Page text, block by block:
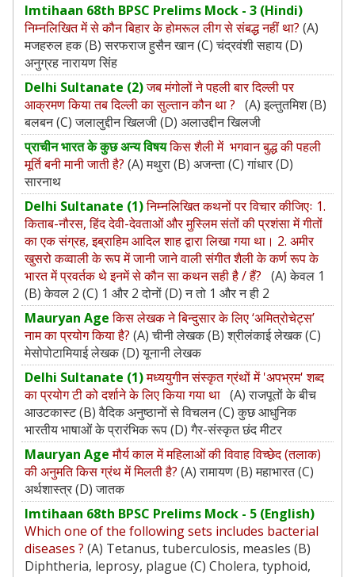
Imtihaan 68th BPSC Prelims Mock - 3 (Hindi)
निम्नलिखित में से कौन बिहार के होमरूल लीग से संबद्ध नहीं था? (A)
मजहरुल हक (B) सरफराज हुसैन खान (C) चंद्रवंशी सहाय (D)
अनुग्रह नारायण सिंह
Delhi Sultanate (2)जब मंगोलों ने पहली बार दिल्ली पर
आक्रमण किया तब दिल्ली का सुल्तान कौन था ? (A) इल्तुतमिश (B)
बलबन (C) जलालुद्दीन खिलजी (D) अलाउद्दीन खिलजी
प्राचीन भारत के कुछ अन्य विषयकिस शैली में भगवान बुद्ध की पहली
मूर्ति बनी मानी जाती है? (A) मथुरा (B) अजन्ता (C) गांधार (D)
सारनाथ
Delhi Sultanate (1)निम्नलिखित कथनों पर विचार कीजिएः 1.
किताब-नौरस, हिंद देवी-देवताओं और मुस्लिम संतों की प्रशंसा में गीतों
का एक संग्रह, इब्राहिम आदिल शाह द्वारा लिखा गया था। 2. अमीर
खुसरो कव्वाली के रूप में जानी जाने वाली संगीत शैली के कर्ण रूप के
भारत में प्रवर्तक थे इनमें से कौन सा कथन सही है / हैं? (A) केवल 1
(B) केवल 2 (C) 1 और 2 दोनों (D) न तो 1 और न ही 2
Mauryan Age किस लेखक ने बिन्दुसार के लिए ‘अमित्रोचेट्स’
नाम का प्रयोग किया है? (A) चीनी लेखक (B) श्रीलंकाई लेखक (C)
मेसोपोटामियाई लेखक (D) यूनानी लेखक
Delhi Sultanate (1)मध्ययुगीन संस्कृत ग्रंथों में 'अपभ्रम' शब्द
का प्रयोग टी को दर्शाने के लिए किया गया था (A) राजपूतों के बीच
आउटकास्ट (B) वैदिक अनुष्ठानों से विचलन (C) कुछ आधुनिक
भारतीय भाषाओं के प्रारंभिक रूप (D) गैर-संस्कृत छंद मीटर
Mauryan Age मौर्य काल में महिलाओं की विवाह विच्छेद (तलाक)
की अनुमति किस ग्रंथ में मिलती है? (A) रामायण (B) महाभारत (C)
अर्थशास्त्र (D) जातक
Imtihaan 68th BPSC Prelims Mock - 5 (English)
Which one of the following sets includes bacterial
diseases ? (A) Tetanus, tuberculosis, measles (B)
Diphtheria, leprosy, plague (C) Cholera, typhoid,